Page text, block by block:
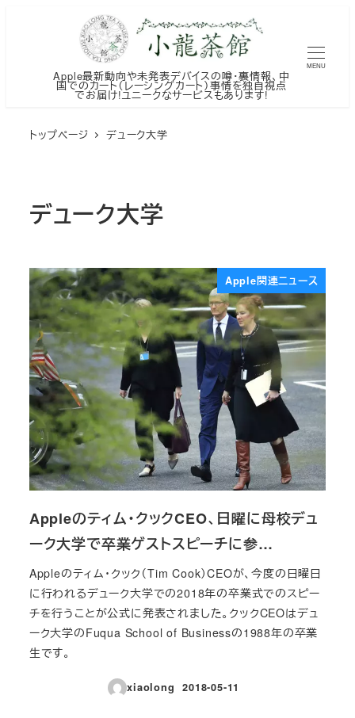
Apple最新動向や未発表デバイスの噂・裏情報、中
国でのカート（レーシングカート）事情を独自視点
でお届け!ユニークなサービスもあります!
MENU
トップページ デューク大学
デューク大学
Apple関連ニュース
Appleのティム・クックCEO、日曜に母校デュ
ーク大学で卒業ゲストスピーチに参…
Appleのティム・クック（Tim Cook）CEOが、今度の日曜日
に行われるデューク大学での2018年の卒業式でのスピー
チを行うことが公式に発表されました。クックCEOはデュ
ーク大学のFuqua School of Businessの1988年の卒業
生です。
xiaolong
投稿日
2018-05-11